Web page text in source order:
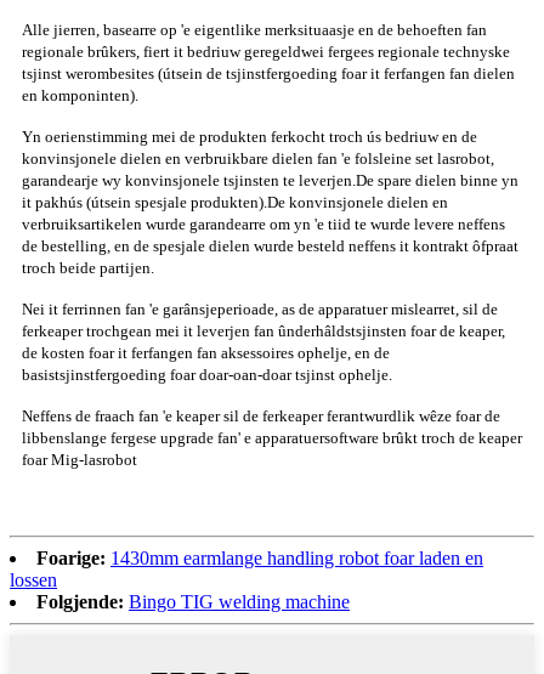
Alle jierren, basearre op 'e eigentlike merksituaasje en de behoeften fan
regionale brûkers, fiert it bedriuw geregeldwei fergees regionale technyske
tsjinst werombesites (útsein de tsjinstfergoeding foar it ferfangen fan dielen
en komponinten).
Yn oerienstimming mei de produkten ferkocht troch ús bedriuw en de
konvinsjonele dielen en verbruikbare dielen fan 'e folsleine set lasrobot,
garandearje wy konvinsjonele tsjinsten te leverjen.De spare dielen binne yn
it pakhús (útsein spesjale produkten).De konvinsjonele dielen en
verbruiksartikelen wurde garandearre om yn 'e tiid te wurde levere neffens
de bestelling, en de spesjale dielen wurde besteld neffens it kontrakt ôfpraat
troch beide partijen.
Nei it ferrinnen fan 'e garânsjeperioade, as de apparatuer mislearret, sil de
ferkeaper trochgean mei it leverjen fan ûnderhâldstsjinsten foar de keaper,
de kosten foar it ferfangen fan aksessoires ophelje, en de
basistsjinstfergoeding foar doar-oan-doar tsjinst ophelje.
Neffens de fraach fan 'e keaper sil de ferkeaper ferantwurdlik wêze foar de
libbenslange fergese upgrade fan' e apparatuersoftware brûkt troch de keaper
foar Mig-lasrobot
Foarige: 1430mm earmlange handling robot foar laden en
lossen
Folgjende: Bingo TIG welding machine